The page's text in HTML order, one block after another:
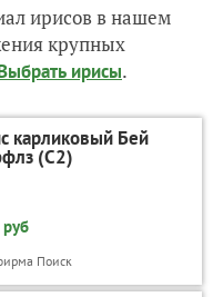
ирисов в нашем
крупных
ирисы.
карликовый Бей
(С2)
Поиск